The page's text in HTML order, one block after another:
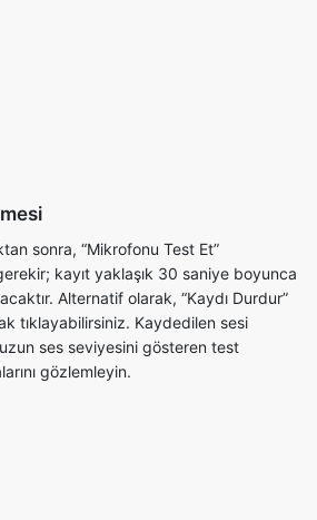
sonra, “Mikrofonu Test Et”
kayıt yaklaşık 30 saniye boyunca
Alternatif olarak, “Kaydı Durdur”
tıklayabilirsiniz. Kaydedilen sesi
ses seviyesini gösteren test
gözlemleyin.